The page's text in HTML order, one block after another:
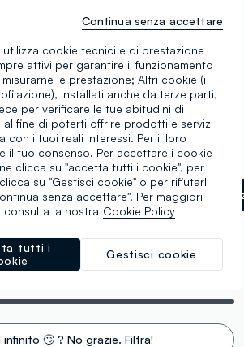
Canotta tecnica ALTAVIA WITH DEBORAH COMPAGNONI
Traspirante
ALTAVIA
Canotta tecnica ALTAVIA WITH DEBORAH COMPAGNONI
€ 12,95 -31%€ 9,00
1 Colori
Bianco/Azzurro
infinito 🙄 ? No grazie. Filtra!
cookie tecnici e di prestazione
attivi per garantire il funzionamento
le prestazione; Altri cookie (i
installati anche da terze parti,
per verificare le tue abitudini di
al fine di poterti offrire prodotti e servizi
con i tuoi reali interessi. Per il loro
il tuo consenso. Per accettare i cookie
clicca su "accetta tutti i cookie", per
su "Gestisci cookie" o per rifiutarli
senza accettare". Per maggiori
consulta la nostra Cookie Policy
Gestisci cookie
tutti i
Continua senza accettare